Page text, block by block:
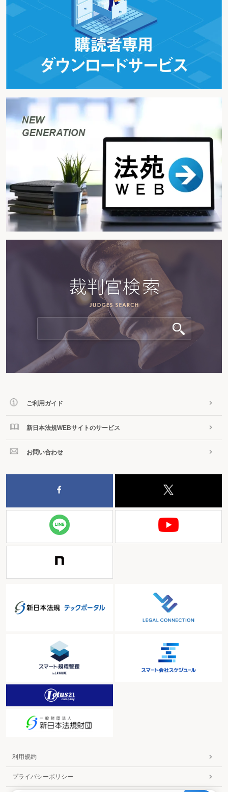
ご利用ガイド
新日本法規WEBサイトのサービス
お問い合わせ
利用規約
プライバシーポリシー